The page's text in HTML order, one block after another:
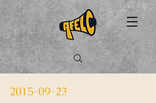
2015-09-23